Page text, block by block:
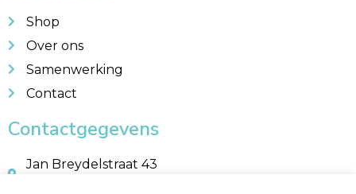
Shop
Over ons
Samenwerking
Contact
Contactgegevens
Jan Breydelstraat 43